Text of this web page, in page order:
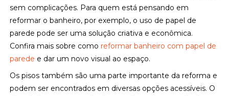
sem complicações. Para quem está pensando em
reformar o banheiro, por exemplo, o uso de papel de
parede pode ser uma solução criativa e econômica.
Confira mais sobre como reformar banheiro com papel de
parede e dar um novo visual ao espaço.
Os pisos também são uma parte importante da reforma e
podem ser encontrados em diversas opções acessíveis. O